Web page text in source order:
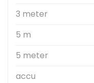
3 meter
5 m
5 meter
accu